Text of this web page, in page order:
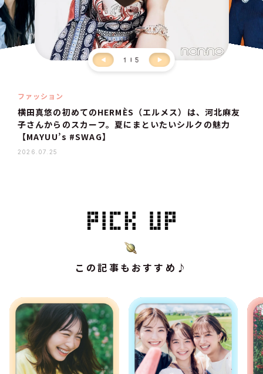
1 5
ファッション
横田真悠の初めてのHERMÈS（エルメス）は、河北麻友
子さんからのスカーフ。夏にまといたいシルクの魅力
【MAYUU’s #SWAG】
2026.07.25
この記事もおすすめ♪